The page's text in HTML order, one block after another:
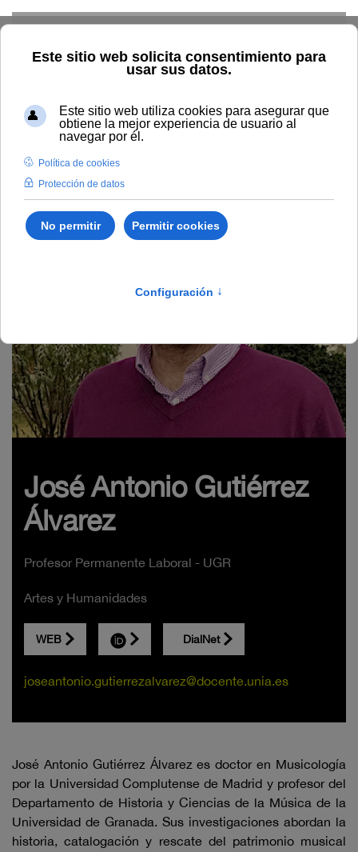
Home Profesorado Directorio profesor
José Antonio
Gutiérrez Álvarez
José Antonio Gutiérrez
Álvarez
Profesor Permanente Laboral - UGR
Artes y Humanidades
WEB DialNet
joseantonio.gutierrezalvarez@docente.unia.es
José Antonio Gutiérrez Álvarez es doctor en Musicología
por la Universidad Complutense de Madrid y profesor del
Departamento de Historia y Ciencias de la Música de la
Universidad de Granada. Sus investigaciones abordan la
historia, catalogación y rescate del patrimonio musical